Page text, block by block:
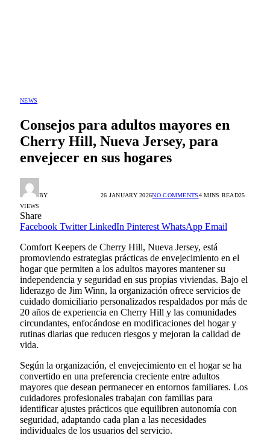
NEWS
Consejos para adultos mayores en
Cherry Hill, Nueva Jersey, para
envejecer en sus hogares
BY 26 JANUARY 2026NO COMMENTS4 MINS READ25
VIEWS
Share
Facebook Twitter LinkedIn Pinterest WhatsApp Email
Comfort Keepers de Cherry Hill, Nueva Jersey, está
promoviendo estrategias prácticas de envejecimiento en el
hogar que permiten a los adultos mayores mantener su
independencia y seguridad en sus propias viviendas. Bajo el
liderazgo de Jim Winn, la organización ofrece servicios de
cuidado domiciliario personalizados respaldados por más de
20 años de experiencia en Cherry Hill y las comunidades
circundantes, enfocándose en modificaciones del hogar y
rutinas diarias que reducen riesgos y mejoran la calidad de
vida.
Según la organización, el envejecimiento en el hogar se ha
convertido en una preferencia creciente entre adultos
mayores que desean permanecer en entornos familiares. Los
cuidadores profesionales trabajan con familias para
identificar ajustes prácticos que equilibren autonomía con
seguridad, adaptando cada plan a las necesidades
individuales de los usuarios del servicio.